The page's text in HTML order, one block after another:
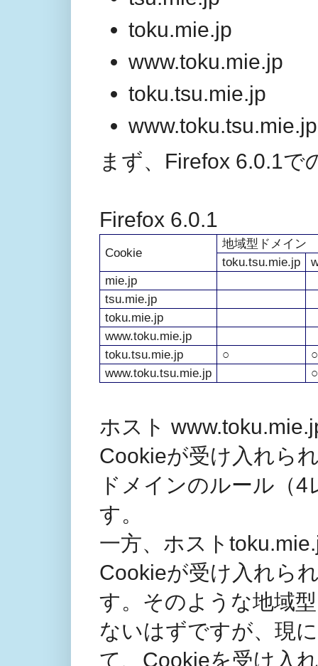
toku.mie.jp
www.toku.mie.jp
toku.tsu.mie.jp
www.toku.tsu.mie.jp
まず、Firefox 6.0.1で
Firefox 6.0.1
Cookie
地域型ドメイン
toku.tsu.mie.jp
mie.jp
tsu.mie.jp
toku.mie.jp
www.toku.mie.jp
toku.tsu.mie.jp
○
○
www.toku.tsu.mie.jp
○
ホスト
Cookieが受け入れら
ドメインのルール（
す。
一方、ホスト
Cookieが受け入れら
す。そのような地域
ないはずですが、現
て、Cookieを受け入